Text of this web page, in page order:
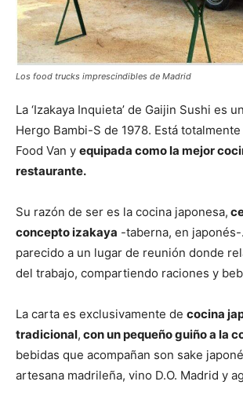
Los food trucks imprescindibles de Madrid
La ‘Izakaya Inquieta’ de Gaijin Sushi es
Hergo Bambi-S de 1978. Está
Food Van y equipada como la mejor
restaurante.
Su razón de ser es la cocina japonesa,
concepto izakaya -taberna, en
parecido a un lugar de reunión donde
del trabajo, compartiendo raciones y
La carta es exclusivamente de cocina
tradicional, con un pequeño guiño a la
bebidas que acompañan son sake
artesana madrileña, vino D.O. Madrid y